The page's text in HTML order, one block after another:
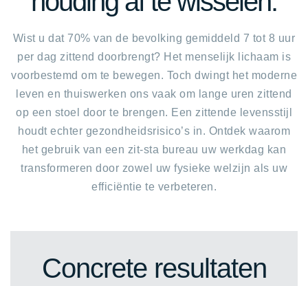
Wist u dat 70% van de bevolking gemiddeld 7 tot 8 uur
per dag zittend doorbrengt? Het menselijk lichaam is
voorbestemd om te bewegen. Toch dwingt het moderne
leven en thuiswerken ons vaak om lange uren zittend
op een stoel door te brengen. Een zittende levensstijl
houdt echter gezondheidsrisico’s in. Ontdek waarom
het gebruik van een zit-sta bureau uw werkdag kan
transformeren door zowel uw fysieke welzijn als uw
efficiëntie te verbeteren.
Concrete resultaten